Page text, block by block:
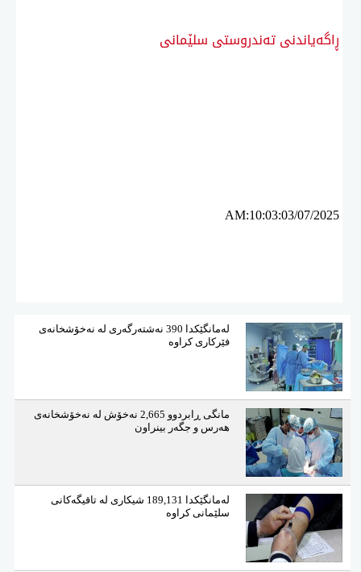
ڕاگەیاندنی تەندروستی سلێمانی
AM:10:03:03/07/2025
لەمانگێكدا 390 نەشتەرگەری لە نەخۆشخانەی
فێركاری كراوە
مانگی ڕابردوو 2,665 نەخۆش لە نەخۆشخانەی
هەرس و جگەر بینراون
لەمانگێكدا 189,131 شیكاری لە تاقیگەكانی
سلێمانی كراوە